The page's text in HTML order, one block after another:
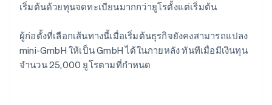
เริ่มต้นด้วยทุนจดทะเบียนมากกว่ายูโรตั้งแต่เริ่มต้น
ผู้ก่อตั้งที่เลือกเส้นทางนี้เมื่อเริ่มต้นธุรกิจยังคงสามารถแปลง
mini-GmbH ให้เป็น GmbH ได้ในภายหลัง ทันทีเมื่อมีเงินทุน
จำนวน 25,000 ยูโรตามที่กำหนด